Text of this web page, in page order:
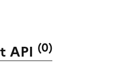
API (0)